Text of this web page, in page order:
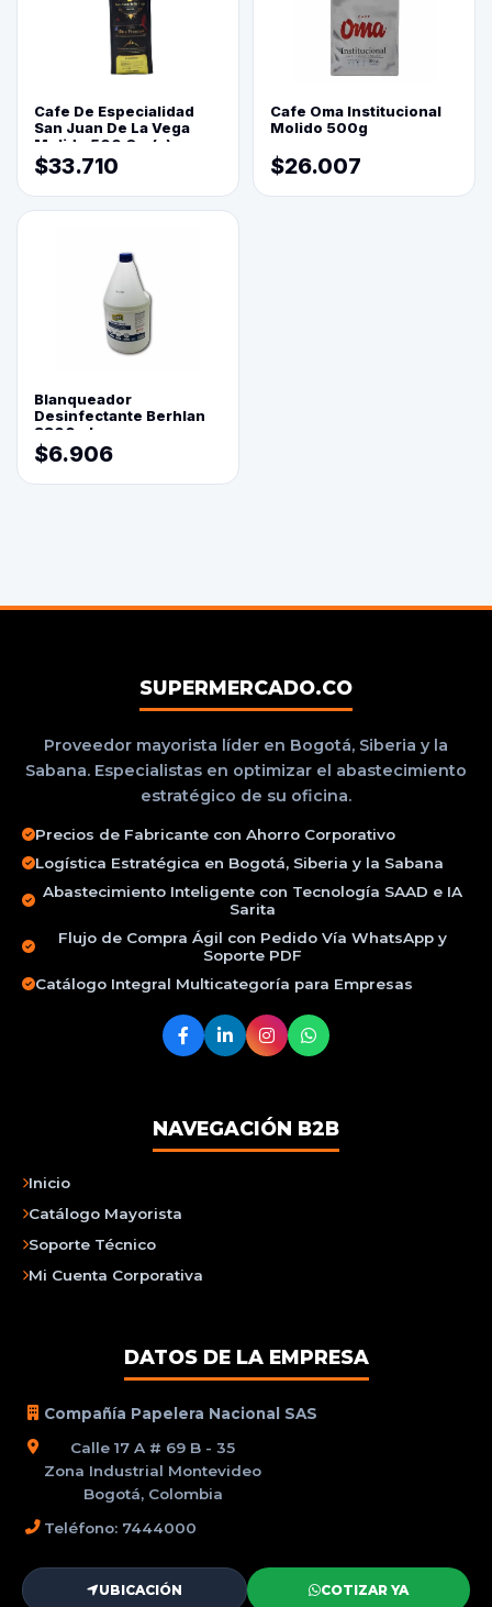
Cafe De Especialidad
San Juan De La Vega
Molido 500 Grs(=)
$33.710
Cafe Oma Institucional
Molido 500g
$26.007
Blanqueador
Desinfectante Berhlan
3800ml
$6.906
SUPERMERCADO.CO
Proveedor mayorista líder en Bogotá, Siberia y la
Sabana. Especialistas en optimizar el abastecimiento
estratégico de su oficina.
Precios de Fabricante con Ahorro Corporativo
Logística Estratégica en Bogotá, Siberia y la Sabana
Abastecimiento Inteligente con Tecnología SAAD e IA
Sarita
Flujo de Compra Ágil con Pedido Vía WhatsApp y
Soporte PDF
Catálogo Integral Multicategoría para Empresas
NAVEGACIÓN B2B
Inicio
Catálogo Mayorista
Soporte Técnico
Mi Cuenta Corporativa
DATOS DE LA EMPRESA
Compañía Papelera Nacional SAS
Calle 17 A # 69 B - 35
Zona Industrial Montevideo
Bogotá, Colombia
Teléfono: 7444000
UBICACIÓN COTIZAR YA